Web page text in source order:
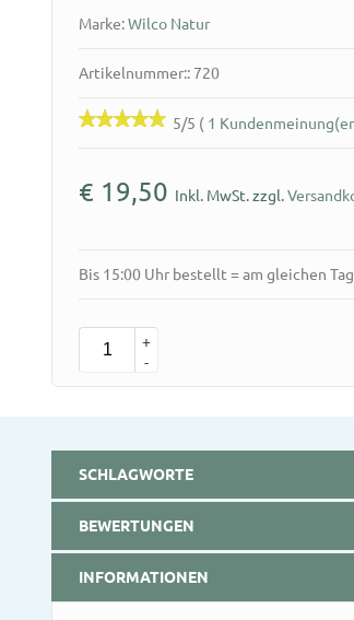
Marke:Wilco Natur
Artikelnummer:: 720
5/5 ( 1
€ 19,50 Inkl. MwSt. zzgl.
Bis 15:00 Uhr bestellt = am gleichen
+
-
SCHLAGWORTE
BEWERTUNGEN
INFORMATIONEN